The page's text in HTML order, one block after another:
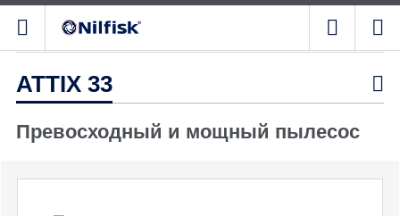
ATTIX 33 
Превосходный и мощный пылесос